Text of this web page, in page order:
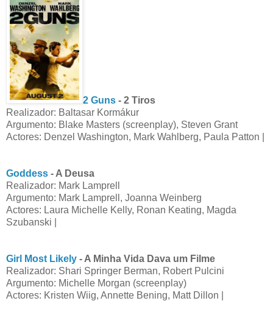
2 Guns - 2 Tiros
Realizador: Baltasar Kormákur
Argumento: Blake Masters (screenplay), Steven Grant
Actores: Denzel Washington, Mark Wahlberg, Paula Patton |
Goddess - A Deusa
Realizador: Mark Lamprell
Argumento: Mark Lamprell, Joanna Weinberg
Actores: Laura Michelle Kelly, Ronan Keating, Magda
Szubanski |
Girl Most Likely - A Minha Vida Dava um Filme
Realizador: Shari Springer Berman, Robert Pulcini
Argumento: Michelle Morgan (screenplay)
Actores: Kristen Wiig, Annette Bening, Matt Dillon |